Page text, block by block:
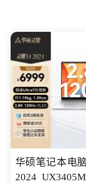
华硕笔记本电
2024